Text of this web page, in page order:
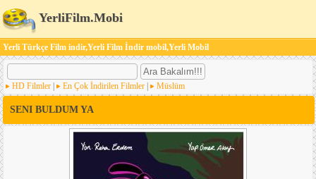
YerliFilm.Mobi
Yerli Türkçe Film indir,Yerli Film İndir mobil,Yerli Mobil
HD Filmler En Çok İndirilen Filmler Müslüm
SENI BULDUM YA